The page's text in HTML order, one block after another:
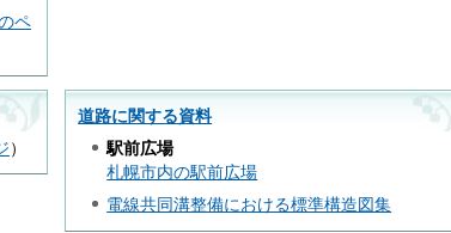
ペ
）
道路に関する資料
駅前広場
札幌市内の駅前広場
電線共同溝整備における標準構造図集